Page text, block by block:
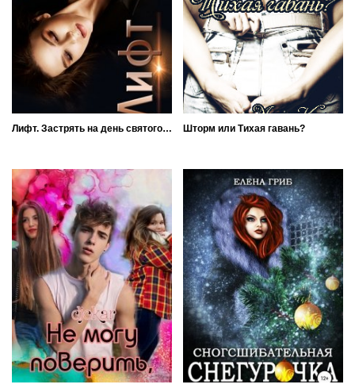
Лифт. Застрять на день святого Валентина Шторм или Тихая гавань?